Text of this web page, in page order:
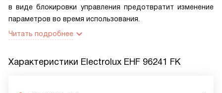
в виде блокировки управления предотвратит изменение
параметров во время использования.
Читать подробнее
Характеристики Electrolux EHF 96241 FK